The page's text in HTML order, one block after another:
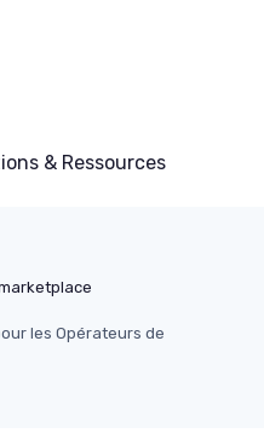
& Ressources
les Opérateurs de